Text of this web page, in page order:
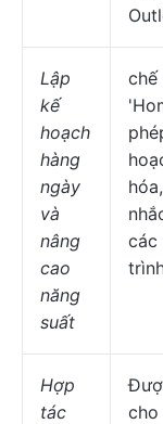
Lập
kế
hoạch
hàng
ngày
và
nâng
cao
năng
suất
chế
các
Hợp
tác
cho